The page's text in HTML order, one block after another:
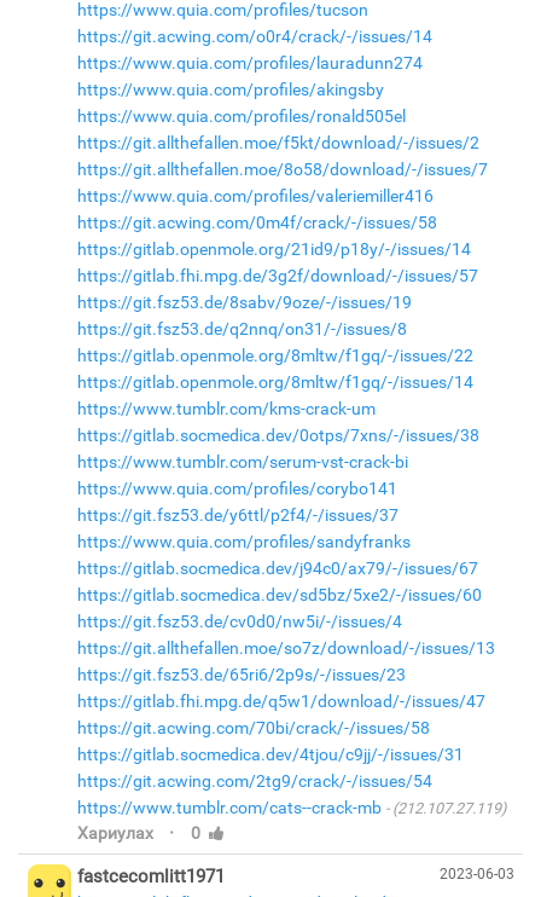
https://www.quia.com/profiles/tucson
https://git.acwing.com/o0r4/crack/-/issues/14
https://www.quia.com/profiles/lauradunn274
https://www.quia.com/profiles/akingsby
https://www.quia.com/profiles/ronald505el
https://git.allthefallen.moe/f5kt/download/-/issues/2
https://git.allthefallen.moe/8o58/download/-/issues/7
https://www.quia.com/profiles/valeriemiller416
https://git.acwing.com/0m4f/crack/-/issues/58
https://gitlab.openmole.org/21id9/p18y/-/issues/14
https://gitlab.fhi.mpg.de/3g2f/download/-/issues/57
https://git.fsz53.de/8sabv/9oze/-/issues/19
https://git.fsz53.de/q2nnq/on31/-/issues/8
https://gitlab.openmole.org/8mltw/f1gq/-/issues/22
https://gitlab.openmole.org/8mltw/f1gq/-/issues/14
https://www.tumblr.com/kms-crack-um
https://gitlab.socmedica.dev/0otps/7xns/-/issues/38
https://www.tumblr.com/serum-vst-crack-bi
https://www.quia.com/profiles/corybo141
https://git.fsz53.de/y6ttl/p2f4/-/issues/37
https://www.quia.com/profiles/sandyfranks
https://gitlab.socmedica.dev/j94c0/ax79/-/issues/67
https://gitlab.socmedica.dev/sd5bz/5xe2/-/issues/60
https://git.fsz53.de/cv0d0/nw5i/-/issues/4
https://git.allthefallen.moe/so7z/download/-/issues/13
https://git.fsz53.de/65ri6/2p9s/-/issues/23
https://gitlab.fhi.mpg.de/q5w1/download/-/issues/47
https://git.acwing.com/70bi/crack/-/issues/58
https://gitlab.socmedica.dev/4tjou/c9jj/-/issues/31
https://git.acwing.com/2tg9/crack/-/issues/54
https://www.tumblr.com/cats--crack-mb
(212.107.27.119)
Хариулах · 0
2023-06-03
fastcecomlitt1971